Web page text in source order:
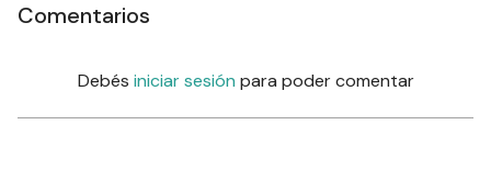
Comentarios
Debés iniciar sesión para poder comentar